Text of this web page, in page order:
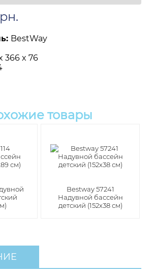
.
BestWay
366 x 76
товары
Bestway 57241
Надувной бассейн
детский (152х38 см)